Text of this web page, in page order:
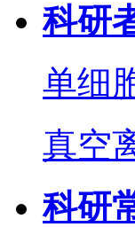
科研
单细
真空
科研